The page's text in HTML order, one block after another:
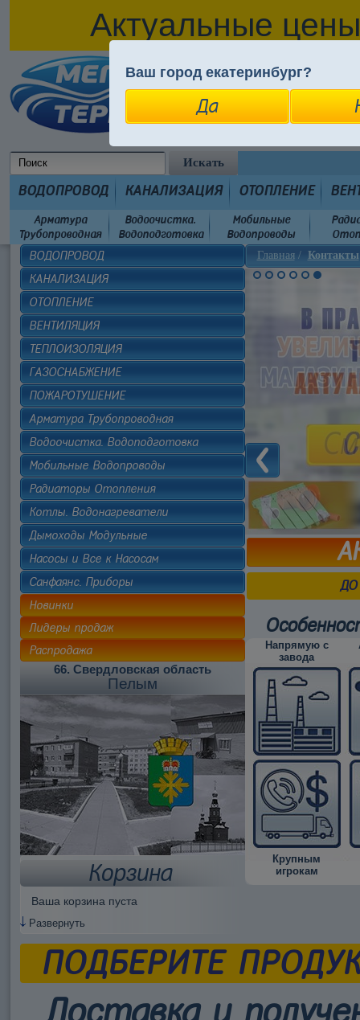
Актуальные
Вход в личный
На главную Вся правда
ОН-ЛАЙН
ВОДОПРОВОД КАНАЛИЗАЦИЯ ОТОПЛЕНИЕ
Арматура
Трубопроводная
Водоочистка.
Водоподготовка
Мобильные
Водопроводы
Главная/ Контакты
Напрямую с
завода
Крупным
игрокам
ВОДОПРОВОД
КАНАЛИЗАЦИЯ
ОТОПЛЕНИЕ
ВЕНТИЛЯЦИЯ
ТЕПЛОИЗОЛЯЦИЯ
ГАЗОСНАБЖЕНИЕ
ПОЖАРОТУШЕНИЕ
Арматура Трубопроводная
Водоочистка. Водоподготовка
Мобильные Водопроводы
Радиаторы Отопления
Котлы. Водонагреватели
Дымоходы Модульные
Насосы и Все к Насосам
Санфаянс. Приборы
Новинки
Лидеры продаж
Распродажа
Пелым
66. Свердловская область
Корзина
Ваша корзина пуста
Развернуть
ДО
ПОДБЕРИТЕ
Доставка и
Ваш город екатеринбург?
Да